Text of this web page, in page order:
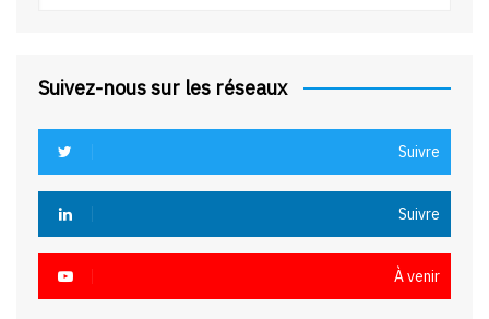
Suivez-nous sur les réseaux
Suivre
Suivre
À venir